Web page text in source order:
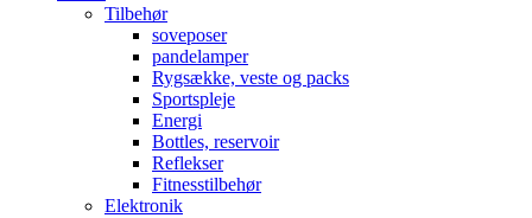
Tilbehør
soveposer
pandelamper
Rygsække, veste og packs
Sportspleje
Energi
Bottles, reservoir
Reflekser
Fitnesstilbehør
Elektronik